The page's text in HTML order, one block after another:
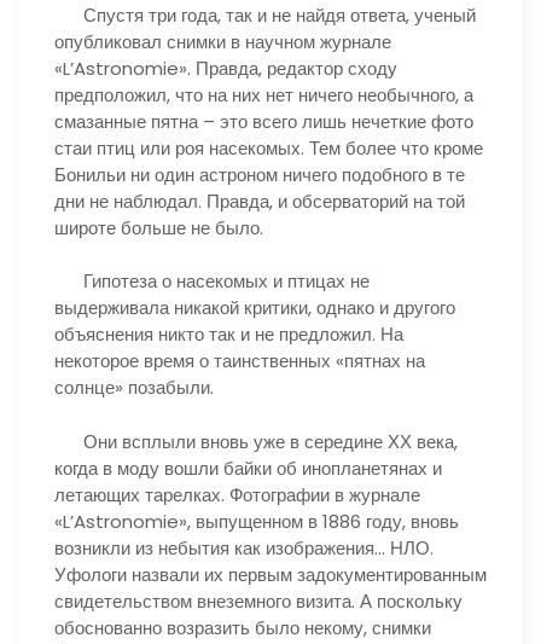
Спустя три года, так и не найдя ответа, ученый
опубликовал снимки в научном журнале
«L’Astronomie». Правда, редактор сходу
предположил, что на них нет ничего необычного, а
смазанные пятна – это всего лишь нечеткие фото
стаи птиц или роя насекомых. Тем более что кроме
Бонильи ни один астроном ничего подобного в те
дни не наблюдал. Правда, и обсерваторий на той
широте больше не было.
Гипотеза о насекомых и птицах не
выдерживала никакой критики, однако и другого
объяснения никто так и не предложил. На
некоторое время о таинственных «пятнах на
солнце» позабыли.
Они всплыли вновь уже в середине ХХ века,
когда в моду вошли байки об инопланетянах и
летающих тарелках. Фотографии в журнале
«L’Astronomie», выпущенном в 1886 году, вновь
возникли из небытия как изображения… НЛО.
Уфологи назвали их первым задокументированным
свидетельством внеземного визита. А поскольку
обоснованно возразить было некому, снимки